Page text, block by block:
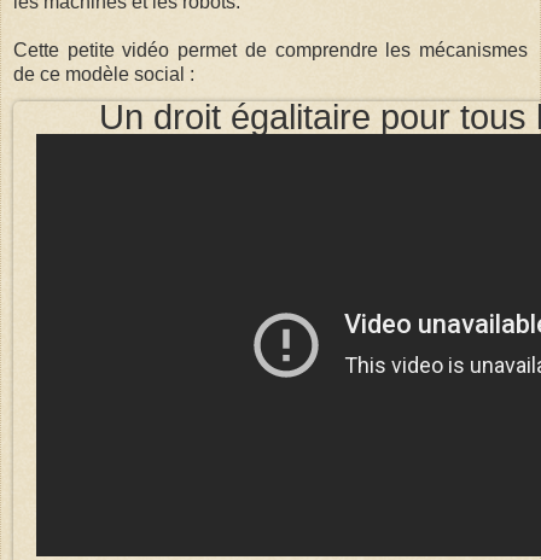
Cette petite vidéo permet de comprendre les mécanismes
de ce modèle social :
Un droit égalitaire pour tous